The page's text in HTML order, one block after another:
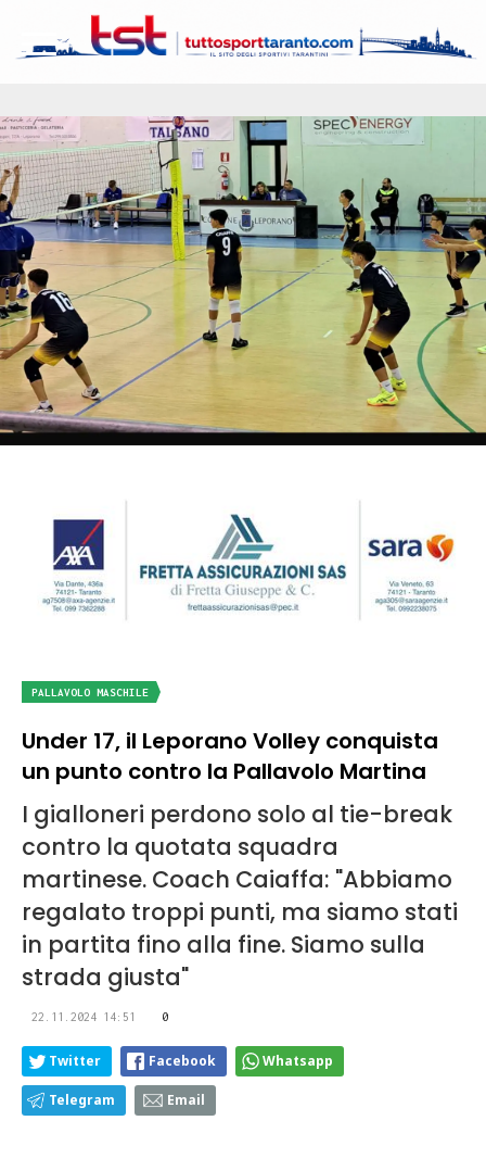
PALLAVOLO MASCHILE
Under 17, il Leporano Volley conquista
un punto contro la Pallavolo Martina
I gialloneri perdono solo al tie-break
contro la quotata squadra
martinese. Coach Caiaffa: "Abbiamo
regalato troppi punti, ma siamo stati
in partita fino alla fine. Siamo sulla
strada giusta"
22.11.2024 14:51 0
Twitter Facebook Whatsapp
Telegram Email